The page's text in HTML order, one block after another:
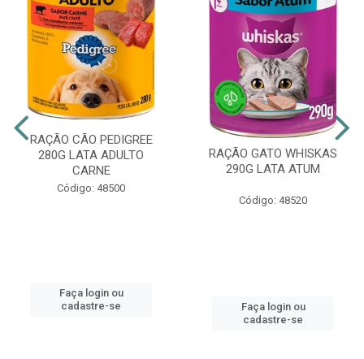
RAÇÃO CÃO PEDIGREE
280G LATA ADULTO
CARNE
Código: 48500
Faça login ou
cadastre-se
RAÇÃO GATO WHISKAS
290G LATA ATUM
Código: 48520
Faça login ou
cadastre-se